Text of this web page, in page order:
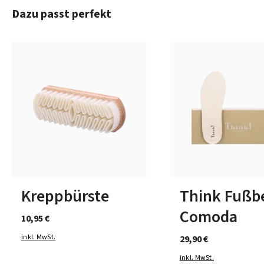
Produktgalerie überspringen
Dazu passt perfekt
Kreppbürste
10,95 €
inkl. MwSt.
Think
Comoda
29,90 €
inkl. MwSt.